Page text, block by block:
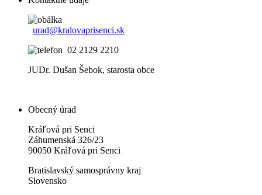
urad@kralovaprisenci.sk
02 2129 2210
JUDr. Dušan Šebok, starosta obce
Obecný úrad
Kráľová pri Senci
Záhumenská 326/23
90050 Kráľová pri Senci
Bratislavský samosprávny kraj
Slovensko